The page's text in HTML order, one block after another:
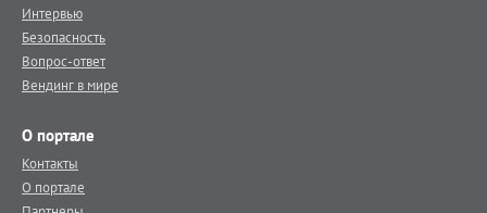
Интервью
Безопасность
Вопрос-ответ
Вендинг в мире
О портале
Контакты
О портале